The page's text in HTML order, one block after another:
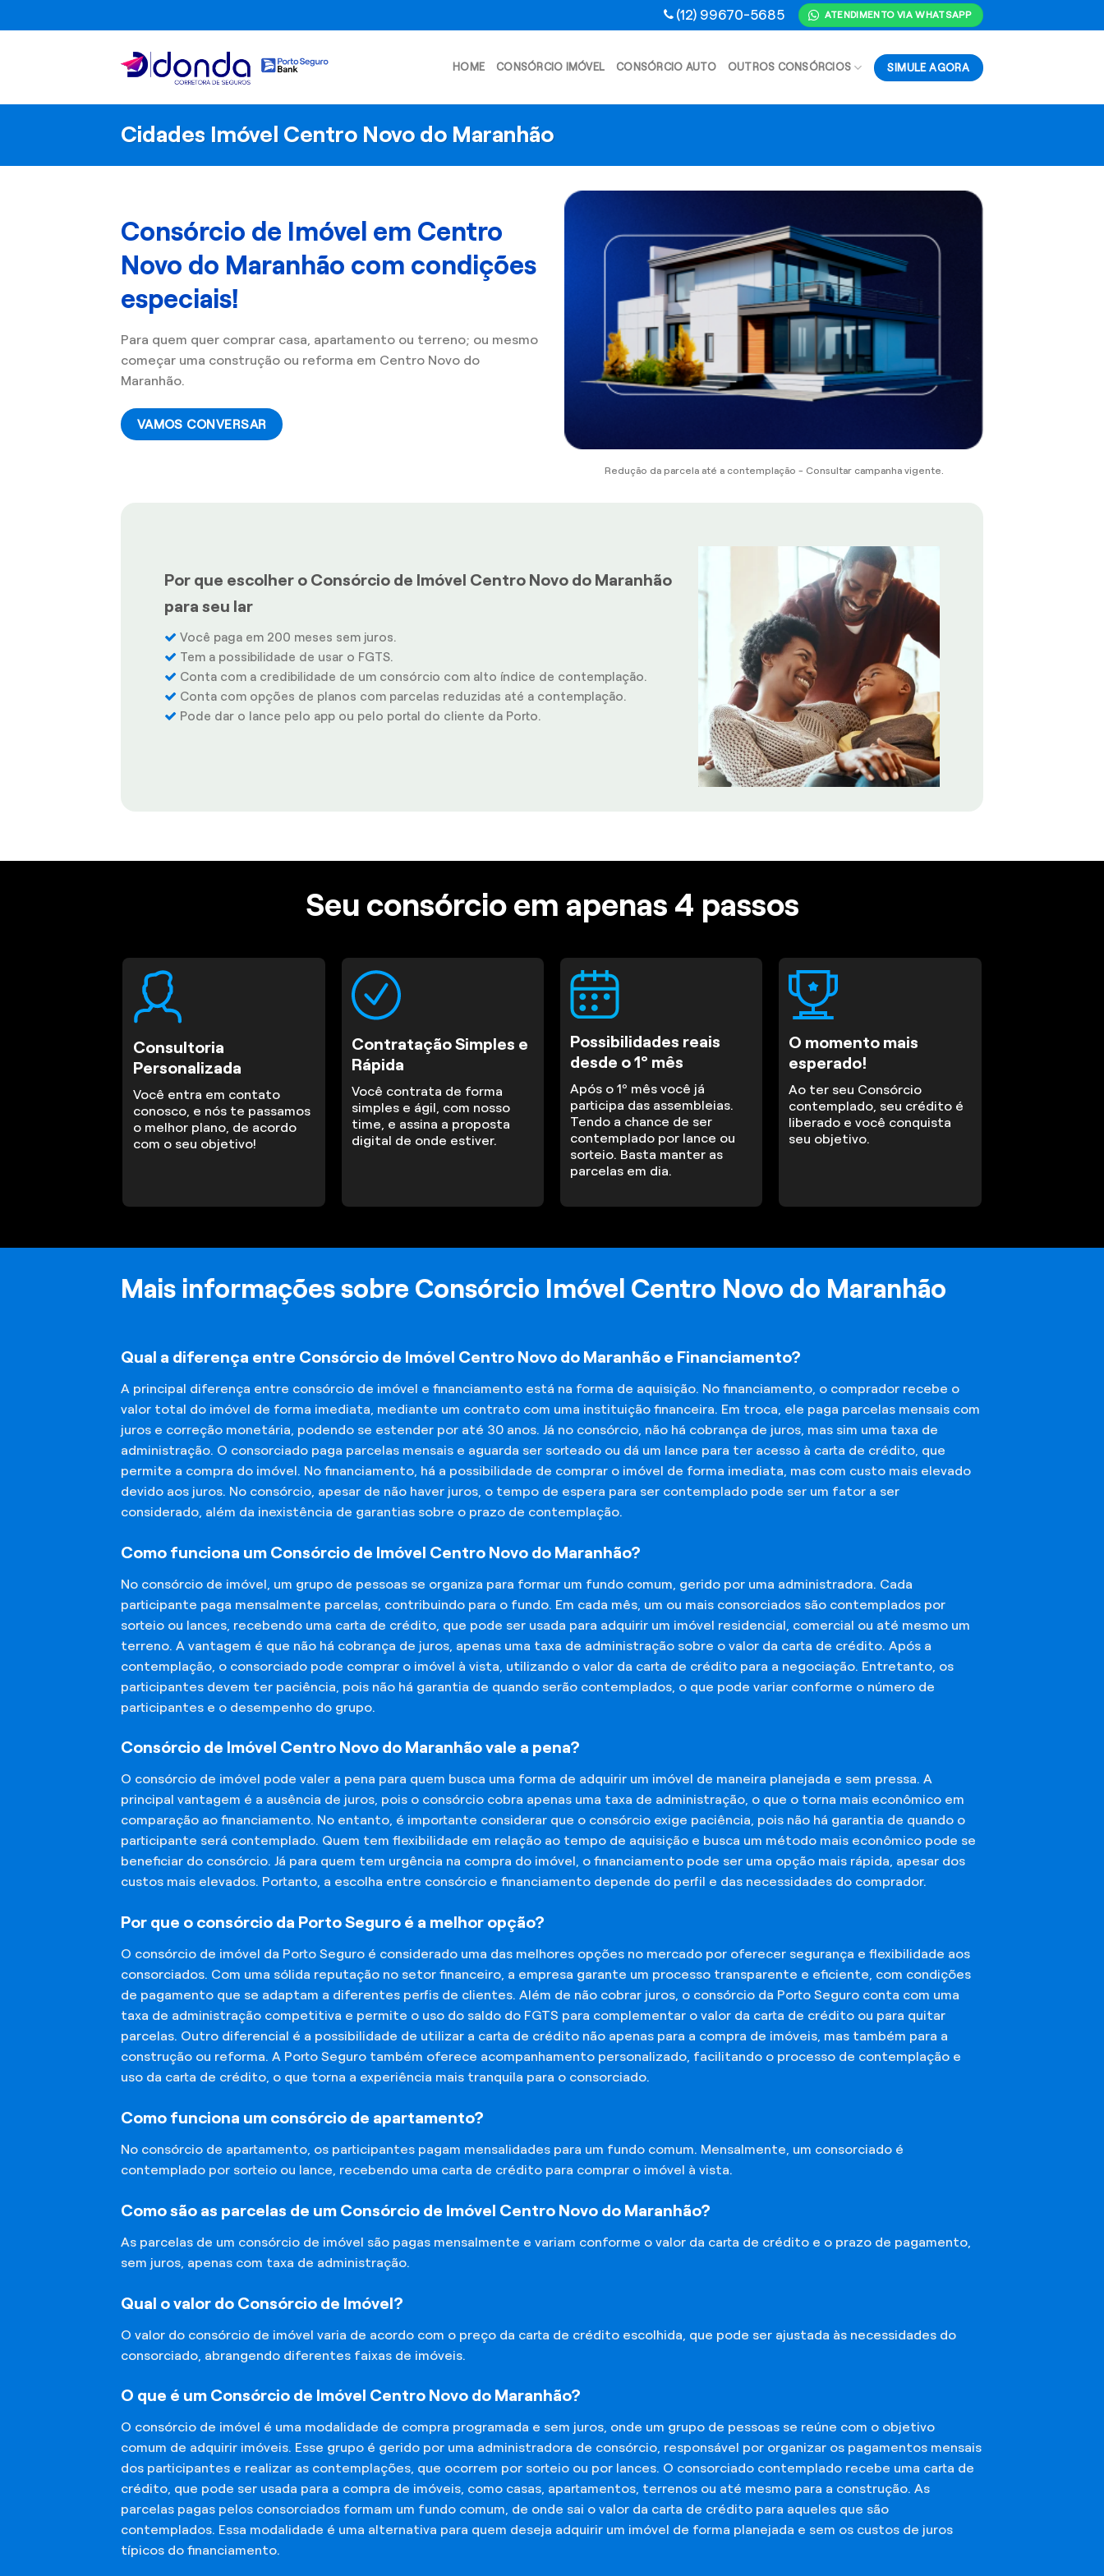
to
(12) 99670-5685 ATENDIMENTO VIA WHATSAPP
HOME CONSÓRCIO IMÓVEL CONSÓRCIO AUTO OUTROS CONSÓRCIOS SIMULE AGORA
Cidades Imóvel Centro Novo do Maranhão
Consórcio de Imóvel em Centro
Novo do Maranhão com condições
especiais!
Para quem quer comprar casa, apartamento ou terreno; ou mesmo
começar uma construção ou reforma em Centro Novo do
Maranhão.
VAMOS CONVERSAR
Redução da parcela até a contemplação - Consultar campanha vigente.
Por que escolher o Consórcio de Imóvel Centro Novo do Maranhão
para seu lar
Você paga em 200 meses sem juros.
Tem a possibilidade de usar o FGTS.
Conta com a credibilidade de um consórcio com alto índice de contemplação.
Conta com opções de planos com parcelas reduzidas até a contemplação.
Pode dar o lance pelo app ou pelo portal do cliente da Porto.
Seu consórcio em apenas 4 passos
Consultoria
Personalizada
Você entra em contato
conosco, e nós te passamos
o melhor plano, de acordo
com o seu objetivo!
Contratação Simples e
Rápida
Você contrata de forma
simples e ágil, com nosso
time, e assina a proposta
digital de onde estiver.
Possibilidades reais
desde o 1º mês
Após o 1º mês você já
participa das assembleias.
Tendo a chance de ser
contemplado por lance ou
sorteio. Basta manter as
parcelas em dia.
O momento mais
esperado!
Ao ter seu Consórcio
contemplado, seu crédito é
liberado e você conquista
seu objetivo.
Mais informações sobre Consórcio Imóvel Centro Novo do Maranhão
Qual a diferença entre Consórcio de Imóvel Centro Novo do Maranhão e Financiamento?
A principal diferença entre consórcio de imóvel e financiamento está na forma de aquisição. No financiamento, o comprador recebe o
valor total do imóvel de forma imediata, mediante um contrato com uma instituição financeira. Em troca, ele paga parcelas mensais com
juros e correção monetária, podendo se estender por até 30 anos. Já no consórcio, não há cobrança de juros, mas sim uma taxa de
administração. O consorciado paga parcelas mensais e aguarda ser sorteado ou dá um lance para ter acesso à carta de crédito, que
permite a compra do imóvel. No financiamento, há a possibilidade de comprar o imóvel de forma imediata, mas com custo mais elevado
devido aos juros. No consórcio, apesar de não haver juros, o tempo de espera para ser contemplado pode ser um fator a ser
considerado, além da inexistência de garantias sobre o prazo de contemplação.
Como funciona um Consórcio de Imóvel Centro Novo do Maranhão?
No consórcio de imóvel, um grupo de pessoas se organiza para formar um fundo comum, gerido por uma administradora. Cada
participante paga mensalmente parcelas, contribuindo para o fundo. Em cada mês, um ou mais consorciados são contemplados por
sorteio ou lances, recebendo uma carta de crédito, que pode ser usada para adquirir um imóvel residencial, comercial ou até mesmo um
terreno. A vantagem é que não há cobrança de juros, apenas uma taxa de administração sobre o valor da carta de crédito. Após a
contemplação, o consorciado pode comprar o imóvel à vista, utilizando o valor da carta de crédito para a negociação. Entretanto, os
participantes devem ter paciência, pois não há garantia de quando serão contemplados, o que pode variar conforme o número de
participantes e o desempenho do grupo.
Consórcio de Imóvel Centro Novo do Maranhão vale a pena?
O consórcio de imóvel pode valer a pena para quem busca uma forma de adquirir um imóvel de maneira planejada e sem pressa. A
principal vantagem é a ausência de juros, pois o consórcio cobra apenas uma taxa de administração, o que o torna mais econômico em
comparação ao financiamento. No entanto, é importante considerar que o consórcio exige paciência, pois não há garantia de quando o
participante será contemplado. Quem tem flexibilidade em relação ao tempo de aquisição e busca um método mais econômico pode se
beneficiar do consórcio. Já para quem tem urgência na compra do imóvel, o financiamento pode ser uma opção mais rápida, apesar dos
custos mais elevados. Portanto, a escolha entre consórcio e financiamento depende do perfil e das necessidades do comprador.
Por que o consórcio da Porto Seguro é a melhor opção?
O consórcio de imóvel da Porto Seguro é considerado uma das melhores opções no mercado por oferecer segurança e flexibilidade aos
consorciados. Com uma sólida reputação no setor financeiro, a empresa garante um processo transparente e eficiente, com condições
de pagamento que se adaptam a diferentes perfis de clientes. Além de não cobrar juros, o consórcio da Porto Seguro conta com uma
taxa de administração competitiva e permite o uso do saldo do FGTS para complementar o valor da carta de crédito ou para quitar
parcelas. Outro diferencial é a possibilidade de utilizar a carta de crédito não apenas para a compra de imóveis, mas também para a
construção ou reforma. A Porto Seguro também oferece acompanhamento personalizado, facilitando o processo de contemplação e
uso da carta de crédito, o que torna a experiência mais tranquila para o consorciado.
Como funciona um consórcio de apartamento?
No consórcio de apartamento, os participantes pagam mensalidades para um fundo comum. Mensalmente, um consorciado é
contemplado por sorteio ou lance, recebendo uma carta de crédito para comprar o imóvel à vista.
Como são as parcelas de um Consórcio de Imóvel Centro Novo do Maranhão?
As parcelas de um consórcio de imóvel são pagas mensalmente e variam conforme o valor da carta de crédito e o prazo de pagamento,
sem juros, apenas com taxa de administração.
Qual o valor do Consórcio de Imóvel?
O valor do consórcio de imóvel varia de acordo com o preço da carta de crédito escolhida, que pode ser ajustada às necessidades do
consorciado, abrangendo diferentes faixas de imóveis.
O que é um Consórcio de Imóvel Centro Novo do Maranhão?
O consórcio de imóvel é uma modalidade de compra programada e sem juros, onde um grupo de pessoas se reúne com o objetivo
comum de adquirir imóveis. Esse grupo é gerido por uma administradora de consórcio, responsável por organizar os pagamentos mensais
dos participantes e realizar as contemplações, que ocorrem por sorteio ou por lances. O consorciado contemplado recebe uma carta de
crédito, que pode ser usada para a compra de imóveis, como casas, apartamentos, terrenos ou até mesmo para a construção. As
parcelas pagas pelos consorciados formam um fundo comum, de onde sai o valor da carta de crédito para aqueles que são
contemplados. Essa modalidade é uma alternativa para quem deseja adquirir um imóvel de forma planejada e sem os custos de juros
típicos do financiamento.